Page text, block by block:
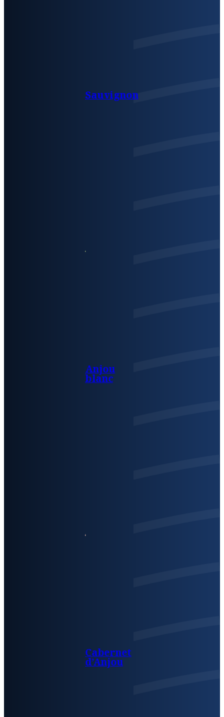
Sauvignon
Anjou
blanc
Cabernet
d’Anjou